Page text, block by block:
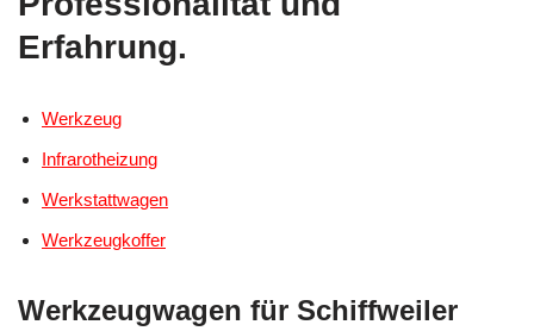
Erfahrung.
Werkzeug
Infrarotheizung
Werkstattwagen
Werkzeugkoffer
Werkzeugwagen für Schiffweiler